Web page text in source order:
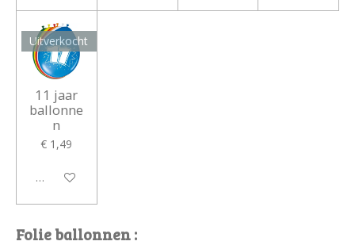
Uitverkocht
11 jaar
ballonne
n
€ 1,49
Houd mij op de hoogte
Folie ballonnen :